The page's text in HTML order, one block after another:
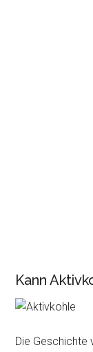
Kann
Die Geschichte